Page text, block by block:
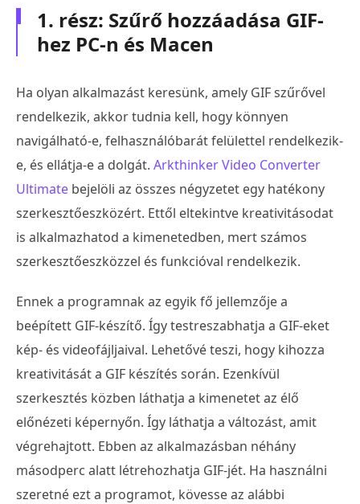
1. rész: Szűrő hozzáadása GIF-
hez PC-n és Macen
Ha olyan alkalmazást keresünk, amely GIF szűrővel
rendelkezik, akkor tudnia kell, hogy könnyen
navigálható-e, felhasználóbarát felülettel rendelkezik-
e, és ellátja-e a dolgát. Arkthinker Video Converter
Ultimate bejelöli az összes négyzetet egy hatékony
szerkesztőeszközért. Ettől eltekintve kreativitásodat
is alkalmazhatod a kimenetedben, mert számos
szerkesztőeszközzel és funkcióval rendelkezik.
Ennek a programnak az egyik fő jellemzője a
beépített GIF-készítő. Így testreszabhatja a GIF-eket
kép- és videofájljaival. Lehetővé teszi, hogy kihozza
kreativitását a GIF készítés során. Ezenkívül
szerkesztés közben láthatja a kimenetet az élő
előnézeti képernyőn. Így láthatja a változást, amit
végrehajtott. Ebben az alkalmazásban néhány
másodperc alatt létrehozhatja GIF-jét. Ha használni
szeretné ezt a programot, kövesse az alábbi